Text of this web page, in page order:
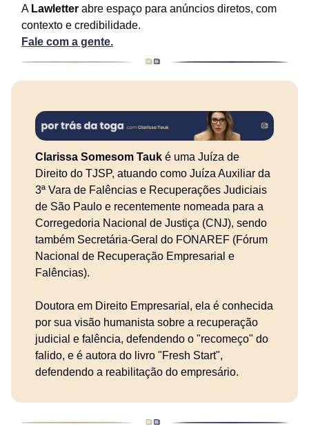
A Lawletter abre espaço para anúncios diretos, com
contexto e credibilidade.
Fale com a gente.
Clarissa Somesom Tauk é uma Juíza de
Direito do TJSP, atuando como Juíza Auxiliar da
3ª Vara de Falências e Recuperações Judiciais
de São Paulo e recentemente nomeada para a
Corregedoria Nacional de Justiça (CNJ), sendo
também Secretária-Geral do FONAREF (Fórum
Nacional de Recuperação Empresarial e
Falências).
Doutora em Direito Empresarial, ela é conhecida
por sua visão humanista sobre a recuperação
judicial e falência, defendendo o "recomeço" do
falido, e é autora do livro "Fresh Start",
defendendo a reabilitação do empresário.